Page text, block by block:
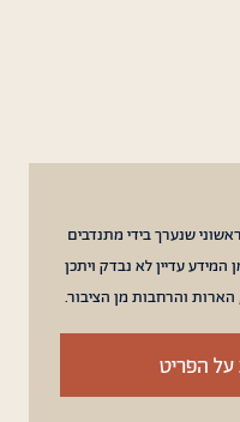
שנערך בידי מתנדבים
עדיין לא נבדק ויתכן
והרחבות מן הציבור.
הפריט